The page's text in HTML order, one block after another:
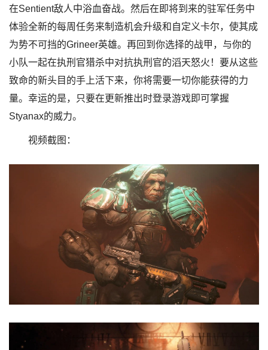
在Sentient敌人中浴血奋战。然后在即将到来的驻军任务中
体验全新的每周任务来制造机会升级和自定义卡尔，使其成
为势不可挡的Grineer英雄。再回到你选择的战甲，与你的
小队一起在执刑官猎杀中对抗执刑官的滔天怒火！要从这些
致命的新头目的手上活下来，你将需要一切你能获得的力
量。幸运的是，只要在更新推出时登录游戏即可掌握
Styanax的威力。
视频截图：